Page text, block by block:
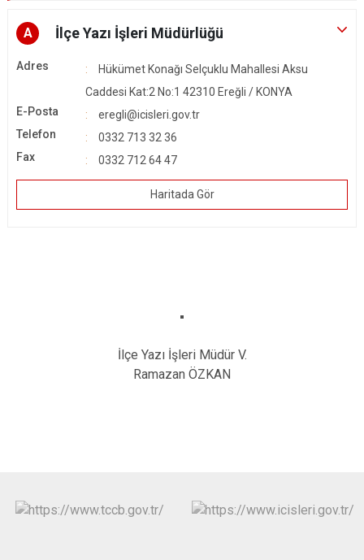
A İlçe Yazı İşleri Müdürlüğü
Adres
Hükümet Konağı Selçuklu Mahallesi Aksu
Caddesi Kat:2 No:1 42310 Ereğli / KONYA
E-Posta
eregli@icisleri.gov.tr
Telefon
0332 713 32 36
Fax
0332 712 64 47
Haritada Gör
İlçe Yazı İşleri Müdür V.
Ramazan ÖZKAN